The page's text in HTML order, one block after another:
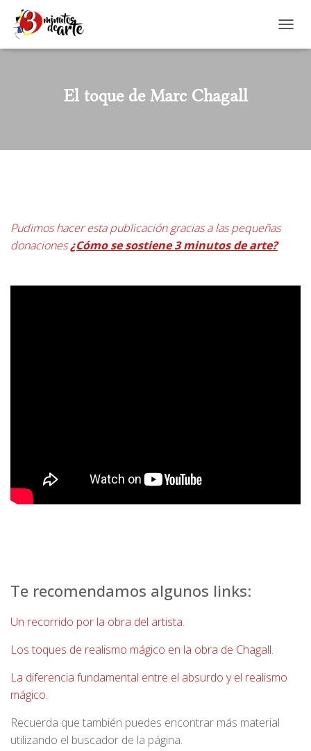
El toque de Marc Chagall
Pudimos hacer esta publicación gracias a las pequeñas
donaciones¿Cómo se sostiene 3 minutos de arte?
Te recomendamos algunos links:
Un recorrido por la obra del artista.
Los toques de realismo mágico en la obra de Chagall.
La diferencia fundamental entre el absurdo y el realismo
mágico.
Recuerda que también puedes encontrar más material
utilizando el buscador de la página.